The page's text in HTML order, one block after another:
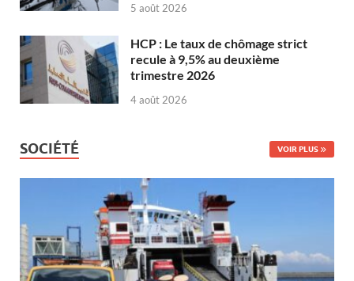
5 août 2026
HCP : Le taux de chômage strict
recule à 9,5% au deuxième
trimestre 2026
4 août 2026
SOCIÉTÉ VOIR PLUS